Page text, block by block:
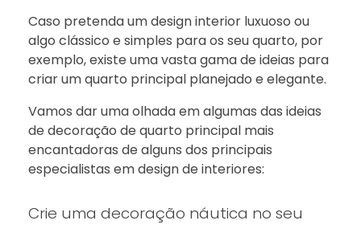
Caso pretenda um design interior luxuoso ou
algo clássico e simples para os seu quarto, por
exemplo, existe uma vasta gama de ideias para
criar um quarto principal planejado e elegante.
Vamos dar uma olhada em algumas das ideias
de decoração de quarto principal mais
encantadoras de alguns dos principais
especialistas em design de interiores:
Crie uma decoração náutica no seu